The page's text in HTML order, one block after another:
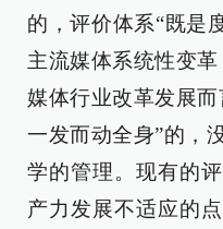
的，评价体系“既是
主流媒体系统性变
媒体行业改革发展
一发而动全身”的，
学的管理。现有的
产力发展不适应的